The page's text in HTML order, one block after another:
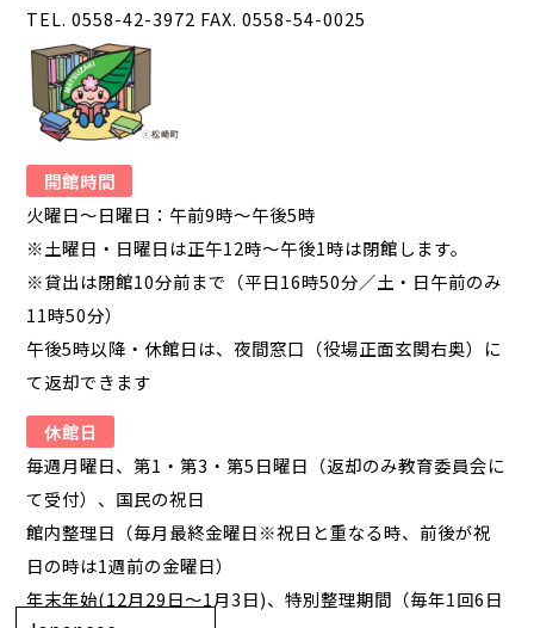
TEL. 0558-42-3972 FAX. 0558-54-0025
開館時間
火曜日～日曜日：午前9時～午後5時
※土曜日・日曜日は正午12時～午後1時は閉館します。
※貸出は閉館10分前まで（平日16時50分／土・日午前のみ
11時50分）
午後5時以降・休館日は、夜間窓口（役場正面玄関右奥）に
て返却できます
休館日
毎週月曜日、第1・第3・第5日曜日（返却のみ教育委員会に
て受付）、国民の祝日
館内整理日（毎月最終金曜日※祝日と重なる時、前後が祝
日の時は1週前の金曜日）
年末年始(12月29日～1月3日)、特別整理期間（毎年1回6日